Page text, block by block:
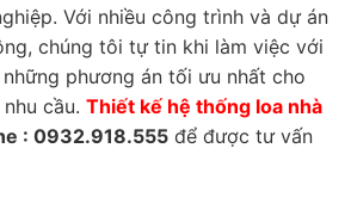
Với nhiều công trình và dự án
chúng tôi tự tin khi làm việc với
phương án tối ưu nhất cho
cầu. Thiết kế hệ thống loa nhà
: 0932.918.555 để được tư vấn